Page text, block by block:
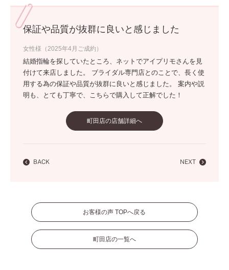
保証や品質が抜群に良いと感じました
女性様（2025年4月ご成約）
結婚指輪を探していたところ、ネットでアイプリモさんを見
付けて来店しました。 ブライダル専門店とのことで、長く使
用する為の保証や品質が抜群に良いと感じました。 案内や説
明も、とても丁寧で、こちらで購入して正解でした！
町田店の店舗詳細へ
BACK NEXT
お客様の声 TOPへ戻る
町田店の一覧へ